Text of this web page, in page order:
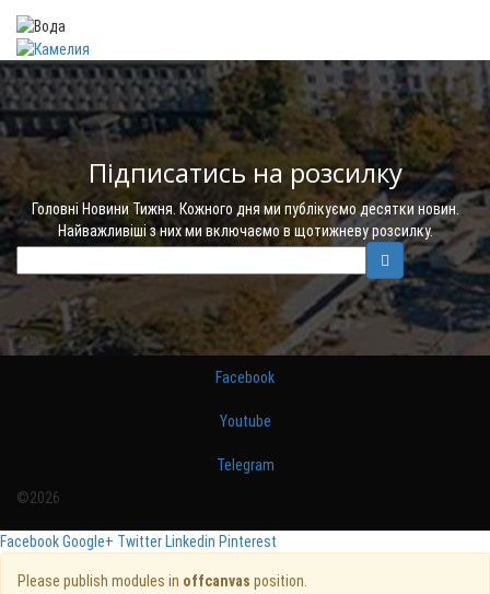
Підписатись на розсилку
Головні Новини Тижня. Кожного дня ми публікуємо десятки новин.
Найважливіші з них ми включаємо в щотижневу розсилку.
Facebook
Youtube
Telegram
©2026
FacebookGoogle+ Twitter Linkedin Pinterest
Please publish modules in offcanvas position.